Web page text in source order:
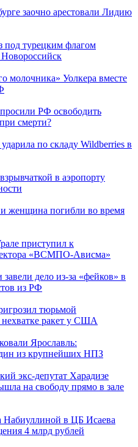
заочно арестовали Лидию
под турецким флагом
молочника» Уолкера вместе
РФ освободить
смерти?
по складу Wildberries в
в аэропорту
женщина погибли во время
приступил к
«ВСМПО-Ависма»
дело из-за «фейков» в
из РФ
тюрьмой
ракет у США
Ярославль:
из крупнейших НПЗ
экс-депутат Харадизе
на свободу прямо в зале
Набиуллиной в ЦБ Исаева
4 млрд рублей